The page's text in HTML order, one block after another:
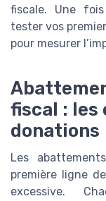
fiscale. Une
tester vos
pour mesurer
fiscal : les
donations
Les
première ligne
excessive.